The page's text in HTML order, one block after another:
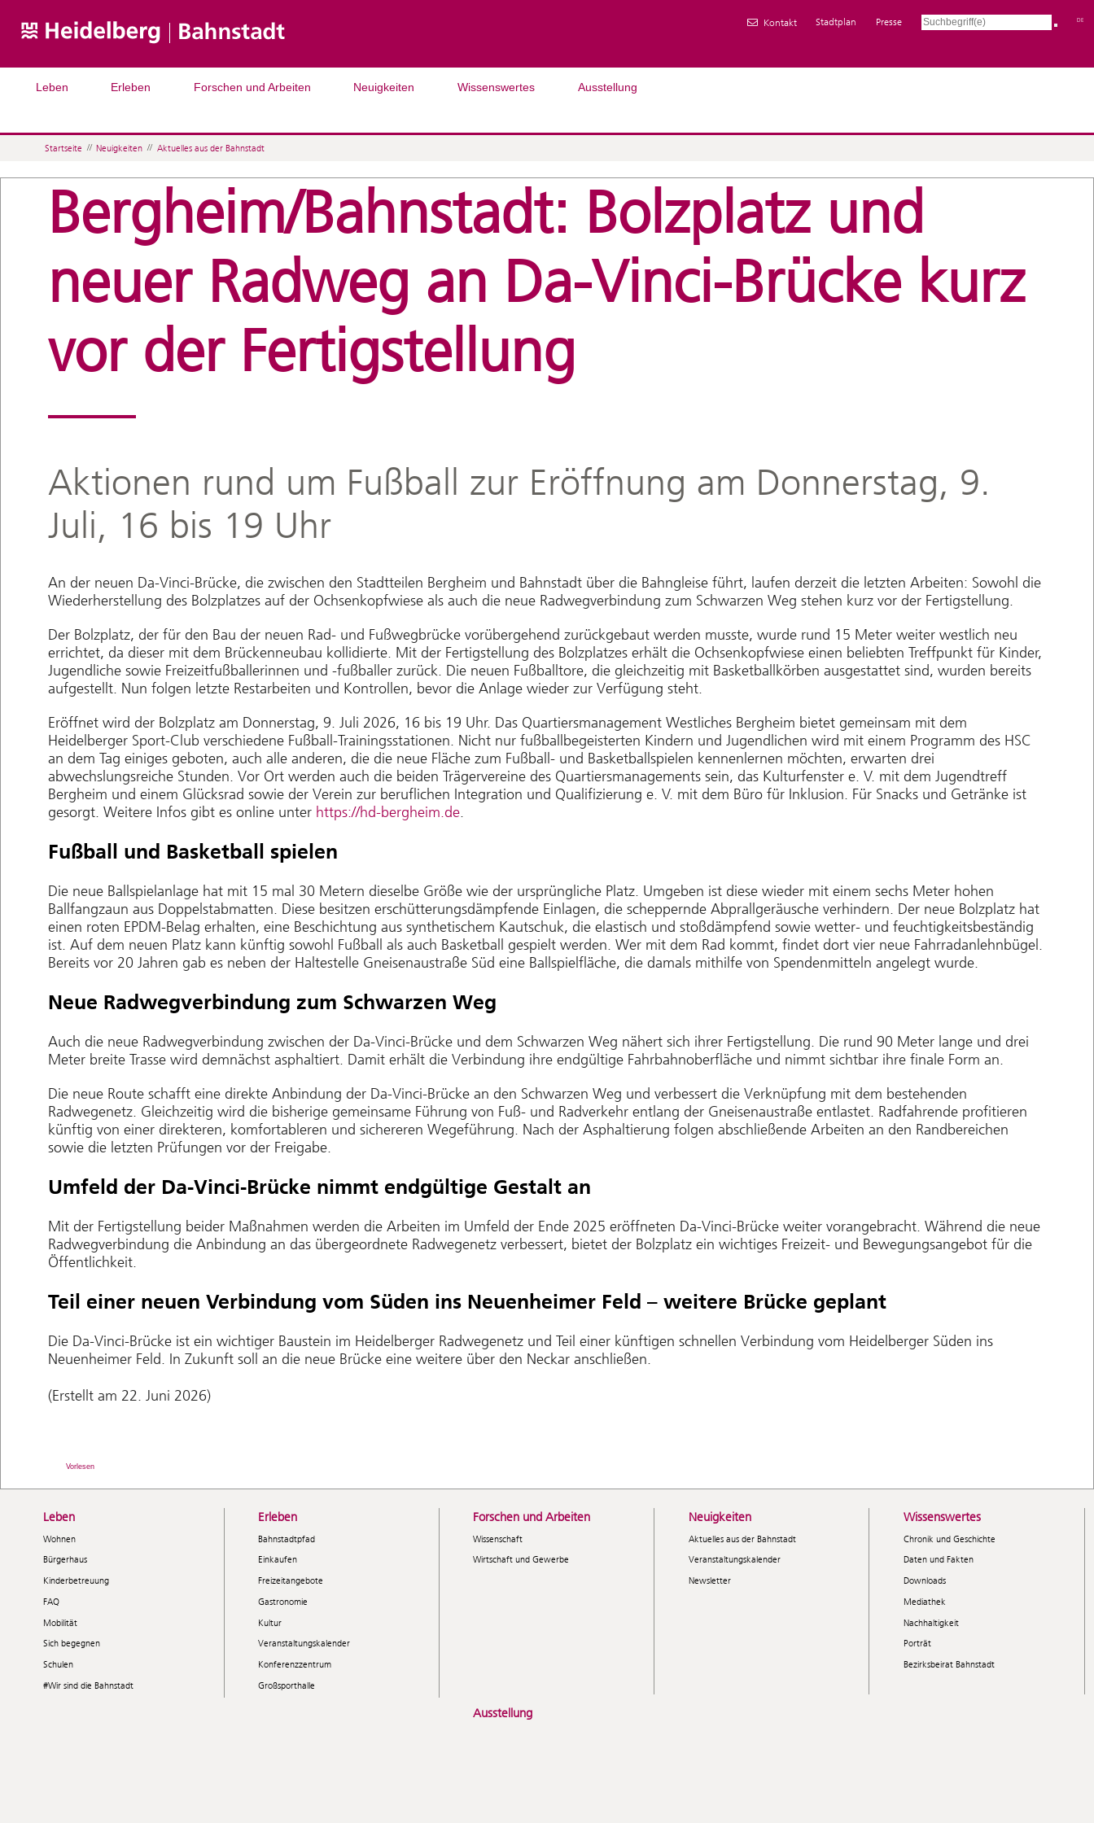
Kontakt Stadtplan Presse DE
Leben Erleben Forschen und Arbeiten Neuigkeiten Wissenswertes Ausstellung
Startseite // Neuigkeiten // Aktuelles aus der Bahnstadt
Bergheim/Bahnstadt: Bolzplatz und
neuer Radweg an Da-Vinci-Brücke kurz
vor der Fertigstellung
Aktionen rund um Fußball zur Eröffnung am Donnerstag, 9.
Juli, 16 bis 19 Uhr
An der neuen Da-Vinci-Brücke, die zwischen den Stadtteilen Bergheim und Bahnstadt über die Bahngleise führt, laufen derzeit die letzten Arbeiten: Sowohl die
Wiederherstellung des Bolzplatzes auf der Ochsenkopfwiese als auch die neue Radwegverbindung zum Schwarzen Weg stehen kurz vor der Fertigstellung.
Der Bolzplatz, der für den Bau der neuen Rad- und Fußwegbrücke vorübergehend zurückgebaut werden musste, wurde rund 15 Meter weiter westlich neu
errichtet, da dieser mit dem Brückenneubau kollidierte. Mit der Fertigstellung des Bolzplatzes erhält die Ochsenkopfwiese einen beliebten Treffpunkt für Kinder,
Jugendliche sowie Freizeitfußballerinnen und -fußballer zurück. Die neuen Fußballtore, die gleichzeitig mit Basketballkörben ausgestattet sind, wurden bereits
aufgestellt. Nun folgen letzte Restarbeiten und Kontrollen, bevor die Anlage wieder zur Verfügung steht.
Eröffnet wird der Bolzplatz am Donnerstag, 9. Juli 2026, 16 bis 19 Uhr. Das Quartiersmanagement Westliches Bergheim bietet gemeinsam mit dem
Heidelberger Sport-Club verschiedene Fußball-Trainingsstationen. Nicht nur fußballbegeisterten Kindern und Jugendlichen wird mit einem Programm des HSC
an dem Tag einiges geboten, auch alle anderen, die die neue Fläche zum Fußball- und Basketballspielen kennenlernen möchten, erwarten drei
abwechslungsreiche Stunden. Vor Ort werden auch die beiden Trägervereine des Quartiersmanagements sein, das Kulturfenster e. V. mit dem Jugendtreff
Bergheim und einem Glücksrad sowie der Verein zur beruflichen Integration und Qualifizierung e. V. mit dem Büro für Inklusion. Für Snacks und Getränke ist
gesorgt. Weitere Infos gibt es online unter https://hd-bergheim.de.
Fußball und Basketball spielen
Die neue Ballspielanlage hat mit 15 mal 30 Metern dieselbe Größe wie der ursprüngliche Platz. Umgeben ist diese wieder mit einem sechs Meter hohen
Ballfangzaun aus Doppelstabmatten. Diese besitzen erschütterungsdämpfende Einlagen, die scheppernde Abprallgeräusche verhindern. Der neue Bolzplatz hat
einen roten EPDM-Belag erhalten, eine Beschichtung aus synthetischem Kautschuk, die elastisch und stoßdämpfend sowie wetter- und feuchtigkeitsbeständig
ist. Auf dem neuen Platz kann künftig sowohl Fußball als auch Basketball gespielt werden. Wer mit dem Rad kommt, findet dort vier neue Fahrradanlehnbügel.
Bereits vor 20 Jahren gab es neben der Haltestelle Gneisenaustraße Süd eine Ballspielfläche, die damals mithilfe von Spendenmitteln angelegt wurde.
Neue Radwegverbindung zum Schwarzen Weg
Auch die neue Radwegverbindung zwischen der Da-Vinci-Brücke und dem Schwarzen Weg nähert sich ihrer Fertigstellung. Die rund 90 Meter lange und drei
Meter breite Trasse wird demnächst asphaltiert. Damit erhält die Verbindung ihre endgültige Fahrbahnoberfläche und nimmt sichtbar ihre finale Form an.
Die neue Route schafft eine direkte Anbindung der Da-Vinci-Brücke an den Schwarzen Weg und verbessert die Verknüpfung mit dem bestehenden
Radwegenetz. Gleichzeitig wird die bisherige gemeinsame Führung von Fuß- und Radverkehr entlang der Gneisenaustraße entlastet. Radfahrende profitieren
künftig von einer direkteren, komfortableren und sichereren Wegeführung. Nach der Asphaltierung folgen abschließende Arbeiten an den Randbereichen
sowie die letzten Prüfungen vor der Freigabe.
Umfeld der Da-Vinci-Brücke nimmt endgültige Gestalt an
Mit der Fertigstellung beider Maßnahmen werden die Arbeiten im Umfeld der Ende 2025 eröffneten Da-Vinci-Brücke weiter vorangebracht. Während die neue
Radwegverbindung die Anbindung an das übergeordnete Radwegenetz verbessert, bietet der Bolzplatz ein wichtiges Freizeit- und Bewegungsangebot für die
Öffentlichkeit.
Teil einer neuen Verbindung vom Süden ins Neuenheimer Feld – weitere Brücke geplant
Die Da-Vinci-Brücke ist ein wichtiger Baustein im Heidelberger Radwegenetz und Teil einer künftigen schnellen Verbindung vom Heidelberger Süden ins
Neuenheimer Feld. In Zukunft soll an die neue Brücke eine weitere über den Neckar anschließen.
(Erstellt am 22. Juni 2026)
Vorlesen
Leben
Wohnen
Bürgerhaus
Kinderbetreuung
FAQ
Mobilität
Sich begegnen
Schulen
#Wir sind die Bahnstadt
Erleben
Bahnstadtpfad
Einkaufen
Freizeitangebote
Gastronomie
Kultur
Veranstaltungskalender
Konferenzzentrum
Großsporthalle
Forschen und Arbeiten
Wissenschaft
Wirtschaft und Gewerbe
Neuigkeiten
Aktuelles aus der Bahnstadt
Veranstaltungskalender
Newsletter
Wissenswertes
Chronik und Geschichte
Daten und Fakten
Downloads
Mediathek
Nachhaltigkeit
Porträt
Bezirksbeirat Bahnstadt
Ausstellung